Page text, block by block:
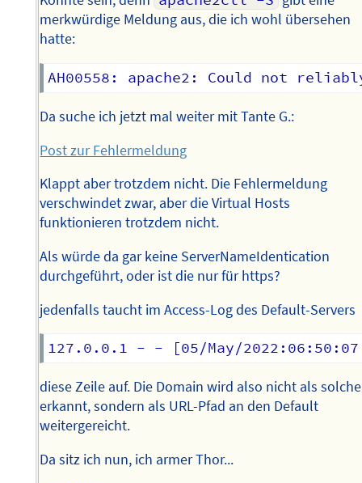
merkwürdige Meldung aus, die ich wohl übersehen
hatte:
Da suche ich jetzt mal weiter mit Tante G.:
Post zur Fehlermeldung
Klappt aber trotzdem nicht. Die Fehlermeldung
verschwindet zwar, aber die Virtual Hosts
funktionieren trotzdem nicht.
Als würde da gar keine ServerNameIdentication
durchgeführt, oder ist die nur für https?
jedenfalls taucht im Access-Log des Default-Servers
diese Zeile auf. Die Domain wird also nicht als solche
erkannt, sondern als URL-Pfad an den Default
weitergereicht.
Da sitz ich nun, ich armer Thor...